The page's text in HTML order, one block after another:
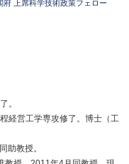
上席科学技術政策フェロー
。
経営工学専攻修了。博士（工
助教授。